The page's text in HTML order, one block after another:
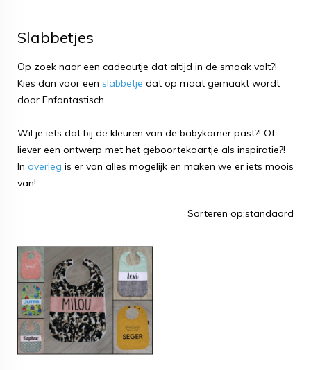
Slabbetjes
Op zoek naar een cadeautje dat altijd in de smaak valt?!
Kies dan voor een slabbetje dat op maat gemaakt wordt
door Enfantastisch.
Wil je iets dat bij de kleuren van de babykamer past?! Of
liever een ontwerp met het geboortekaartje als inspiratie?!
In overleg is er van alles mogelijk en maken we er iets moois
van!
Sorteren op:standaard